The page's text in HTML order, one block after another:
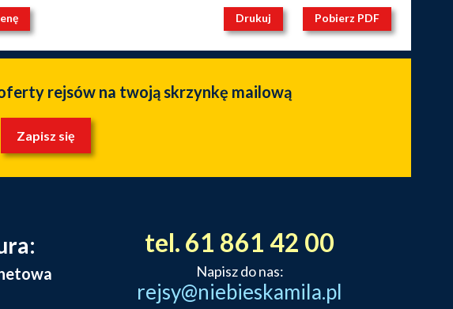
Drukuj Pobierz PDF
rejsów na twoją skrzynkę mailową
Zapisz się
tel. 61 861 42 00
Napisz do nas:
rejsy@niebieskamila.pl